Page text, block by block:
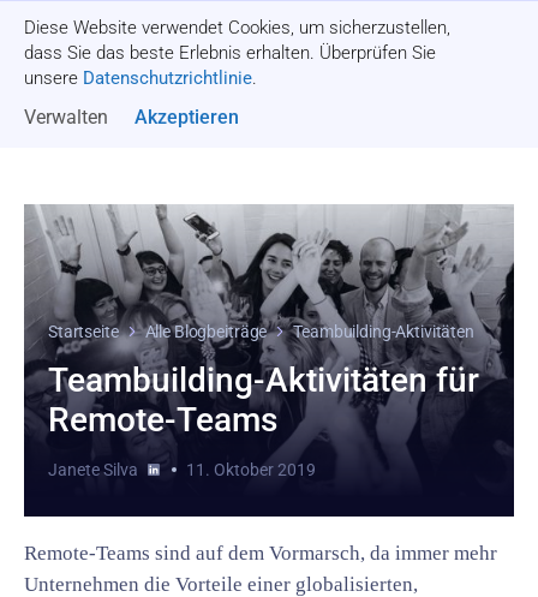
Diese Website verwendet Cookies, um sicherzustellen,
dass Sie das beste Erlebnis erhalten. Überprüfen Sie
unsere Datenschutzrichtlinie.
Verwalten Akzeptieren
Angebot einholen
Startseite Alle Blogbeiträge Teambuilding-Aktivitäten
Teambuilding-Aktivitäten für
Remote-Teams
Janete Silva 11. Oktober 2019
Remote-Teams sind auf dem Vormarsch, da immer mehr
Unternehmen die Vorteile einer globalisierten,